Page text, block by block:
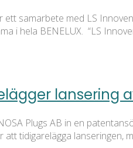
ett samarbete med LS
i hela BENELUX. “LS
lansering
Plugs AB in en
att tidigarelägga lanseringen,